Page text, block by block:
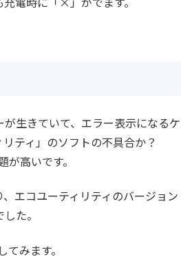
が生きていて、エラー表示になるケ
ティ」のソフトの不具合か？
が高いです。
エコユーティリティのバージョン
た。
みます。